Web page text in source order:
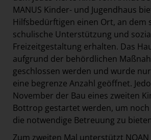
MANUS Kinder- und Jugendhaus
Hilfsbedürftigen einen Ort, an dem
schulische Unterstützung und
Freizeitgestaltung erhalten. Das
aufgrund der behördlichen
geschlossen werden und wurde
eine begrenze Anzahl geöffnet.
November der Bau eines zweiten
Bottrop gestartet werden, um
die notwendige Betreuung zu
Zum zweiten Mal unterstützt NOAN